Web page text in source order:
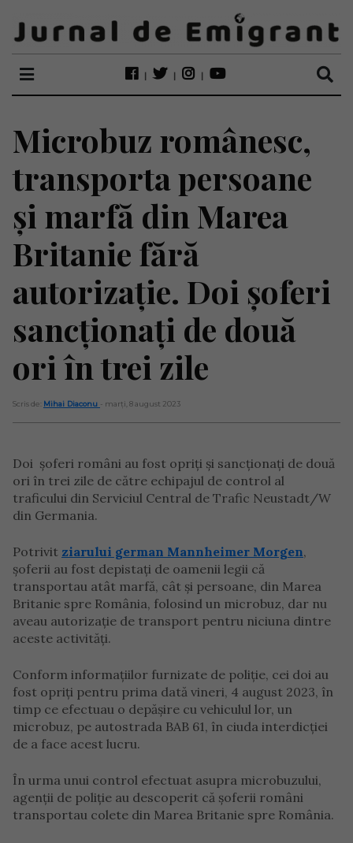
Microbuz românesc,
transporta persoane
și marfă din Marea
Britanie fără
autorizație. Doi șoferi
sancționați de două
ori în trei zile
Scris de: Mihai Diaconu - marți, 8 august 2023
Doi șoferi români au fost opriți și sancționați de două
ori în trei zile de către echipajul de control al
traficului din Serviciul Central de Trafic Neustadt/W
din Germania.
Potrivit ziarului german Mannheimer Morgen,
șoferii au fost depistați de oamenii legii că
transportau atât marfă, cât și persoane, din Marea
Britanie spre România, folosind un microbuz, dar nu
aveau autorizație de transport pentru niciuna dintre
aceste activități.
Conform informațiilor furnizate de poliție, cei doi au
fost opriți pentru prima dată vineri, 4 august 2023, în
timp ce efectuau o depășire cu vehiculul lor, un
microbuz, pe autostrada BAB 61, în ciuda interdicției
de a face acest lucru.
În urma unui control efectuat asupra microbuzului,
agenții de poliție au descoperit că șoferii români
transportau colete din Marea Britanie spre România.